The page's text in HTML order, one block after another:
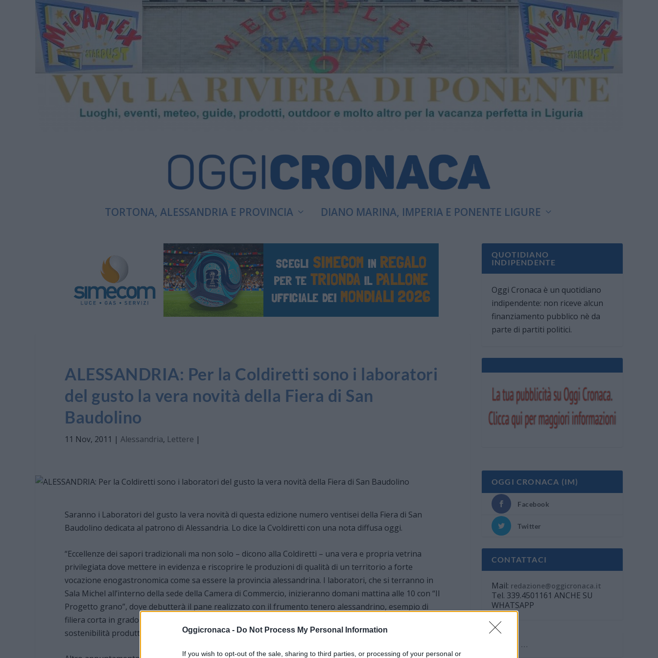
Oggicronaca - Do Not Process My Personal Information
If you wish to opt-out of the sale, sharing to third parties, or processing of your personal or
TORTONA, ALESSANDRIA E PROVINCIA DIANO MARINA, IMPERIA E PONENTE LIGURE
ALESSANDRIA: Per la Coldiretti sono i laboratori
del gusto la vera novità della Fiera di San
Baudolino
11 Nov, 2011 | Alessandria, Lettere |
Saranno i Laboratori del gusto la vera novità di questa edizione numero ventisei della Fiera di San
Baudolino dedicata al patrono di Alessandria. Lo dice la Cvoldiretti con una nota diffusa oggi.
“Eccellenze dei sapori tradizionali ma non solo – dicono alla Coldiretti – una vera e propria vetrina
privilegiata dove mettere in evidenza e riscoprire le produzioni di qualità di un territorio a forte
vocazione enogastronomica come sa essere la provincia alessandrina. I laboratori, che si terranno in
Sala Michel all’interno della sede della Camera di Commercio, inizieranno domani mattina alle 10 con “Il
Progetto grano”, dove debutterà il pane realizzato con il frumento tenero alessandrino, esempio di
filiera corta in grado di promuovere le produzioni di qualità in ambito provinciale potenziandone la
sostenibilità produttiva.”
QUOTIDIANO
INDIPENDENTE
Oggi Cronaca è un quotidiano
indipendente: non riceve alcun
finanziamento pubblico nè da
parte di partiti politici.
OGGI CRONACA (IM)
Facebook
Twitter
CONTATTACI
Mail: redazione@oggicronaca.it
Tel. 339.4501161 ANCHE SU
WHATSAPP